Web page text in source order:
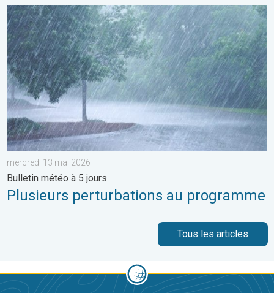
Plusieurs perturbations au programme. Bulletin météo à 5
mercredi 13 mai 2026
Bulletin météo à 5 jours
Plusieurs perturbations au programme
Tous les articles